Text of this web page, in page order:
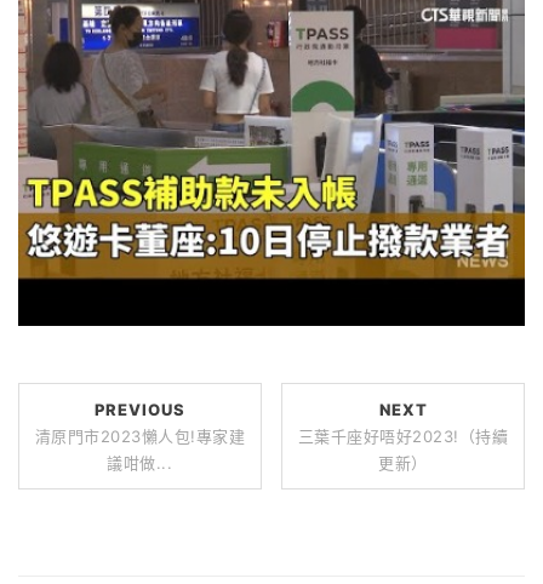
PREVIOUS
清原門市2023懶人包!專家建
議咁做...
NEXT
三葉千座好唔好2023!（持續
更新）